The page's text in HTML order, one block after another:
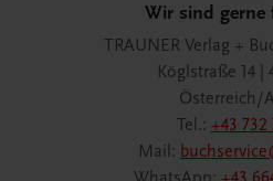
Wir sind gerne
TRAUNER Verlag +
Köglstraße 14 |
Österreich/
Tel.: +43 732
Mail: